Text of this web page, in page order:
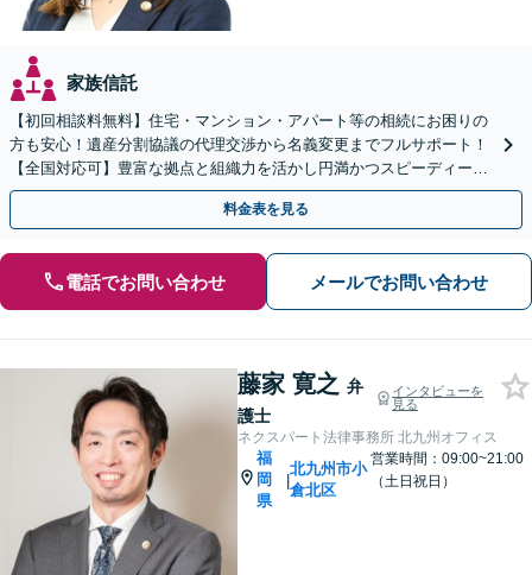
家族信託
【初回相談料無料】住宅・マンション・アパート等の相続にお困りの
方も安心！遺産分割協議の代理交渉から名義変更までフルサポート！
【全国対応可】豊富な拠点と組織力を活かし円満かつスピーディーに
相続手続きをお手伝いします【取扱い実績2000件以上】
料金表を見る
電話でお問い合わせ メールでお問い合わせ
藤家 寛之 弁
護士
インタビューを
見る
ネクスパート法律事務所 北九州オフィス
福
岡
県
|
北九州市小
倉北区
営業時間：09:00~21:00
（土日祝日）